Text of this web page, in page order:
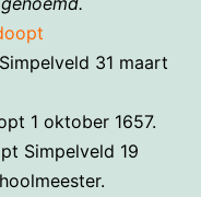
31 maart
1 oktober 1657.
Simpelveld 19